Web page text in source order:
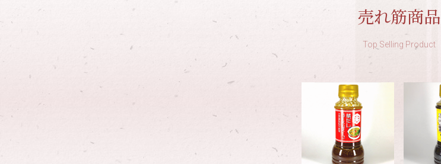
売れ筋商品
Top Selling Product